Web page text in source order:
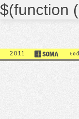
$(function
2011